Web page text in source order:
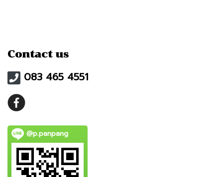
Contact us
083 465 4551
@p.panpang